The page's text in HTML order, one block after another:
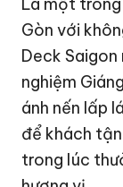
Gòn với
Deck
nghiệm
ánh nến lấp
để khách
trong lúc